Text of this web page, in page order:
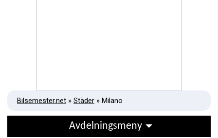
Bilsemester.net » Städer » Milano
Avdelningsmeny